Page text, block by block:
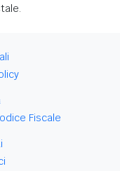
Fiscale